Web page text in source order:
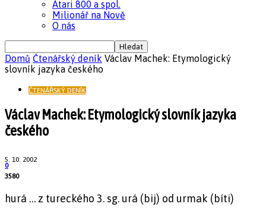
Atari 800 a spol.
Milionář na Nově
O nás
Domů Čtenářský deník Václav Machek: Etymologický
slovník jazyka českého
ČTENÁŘSKÝ DENÍK
Václav Machek: Etymologický slovník jazyka
českého
5. 10. 2002
0
3580
hurá … z tureckého 3. sg. urá (bij) od urmak (bíti)